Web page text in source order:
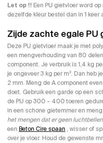
Let op !! Een PU gietvloer word
dezelfde kleur bestel dan in 1
Zijde zachte egale PU
Deze PU gietvloer maak je met
een mengverhouding van 80
component. Je verbruik is 1,4 kg
je ongeveer 3 kg per m². Dan heb
2 mm. Meng de A component
doet. Gebruik een garde op een
de PU op 300 – 400 toeren
in een schone gietemmer en
het mengen dat er geen
een Beton Cire spaan , wisser of
over je vloer. Houd de gewenste